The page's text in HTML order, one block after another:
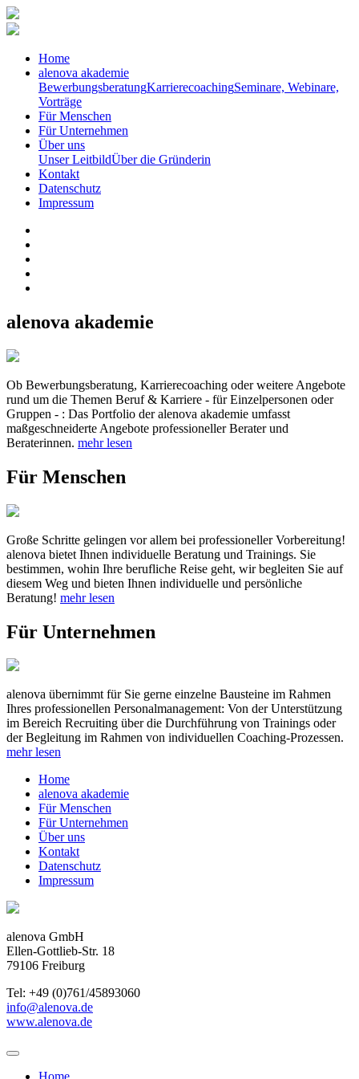
Home
alenova akademie
BewerbungsberatungKarrierecoachingSeminare, Webinare,
Vorträge
Für Menschen
Für Unternehmen
Über uns
Unser LeitbildÜber die Gründerin
Kontakt
Datenschutz
Impressum
alenova akademie
Ob Bewerbungsberatung, Karrierecoaching oder weitere Angebote
rund um die Themen Beruf & Karriere - für Einzelpersonen oder
Gruppen - : Das Portfolio der alenova akademie umfasst
maßgeschneiderte Angebote professioneller Berater und
Beraterinnen. mehr lesen
Für Menschen
Große Schritte gelingen vor allem bei professioneller Vorbereitung!
alenova bietet Ihnen individuelle Beratung und Trainings. Sie
bestimmen, wohin Ihre berufliche Reise geht, wir begleiten Sie auf
diesem Weg und bieten Ihnen individuelle und persönliche
Beratung! mehr lesen
Für Unternehmen
alenova übernimmt für Sie gerne einzelne Bausteine im Rahmen
Ihres professionellen Personalmanagement: Von der Unterstützung
im Bereich Recruiting über die Durchführung von Trainings oder
der Begleitung im Rahmen von individuellen Coaching-Prozessen.
mehr lesen
Home
alenova akademie
Für Menschen
Für Unternehmen
Über uns
Kontakt
Datenschutz
Impressum
alenova GmbH
Ellen-Gottlieb-Str. 18
79106 Freiburg
Tel: +49 (0)761/45893060
info@alenova.de
www.alenova.de